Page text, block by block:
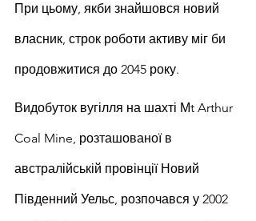
При цьому, якби знайшовся новий
власник, строк роботи активу міг би
продовжитися до 2045 року.
Видобуток вугілля на шахті Мt Arthur
Coal Mine, розташованої в
австралійській провінції Новий
Південний Уельс, розпочався у 2002